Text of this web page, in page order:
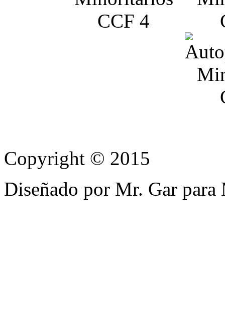
Copyright © 2015
Diseñado por Mr. Gar